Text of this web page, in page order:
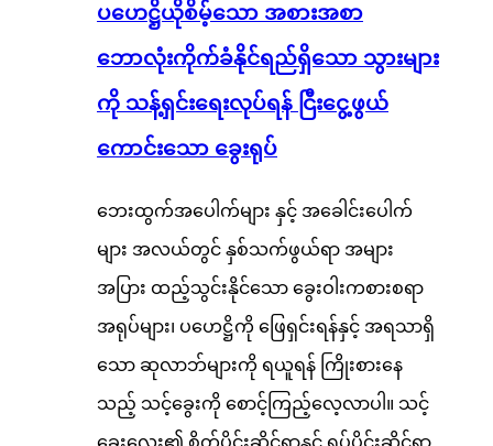
ပဟေဋ္ဌိယိုစိမ့်သော အစားအစာ
ဘောလုံးကိုက်ခံနိုင်ရည်ရှိသော သွားများ
ကို သန့်ရှင်းရေးလုပ်ရန် ငြီးငွေ့ဖွယ်
ကောင်းသော ခွေးရုပ်
ဘေးထွက်အပေါက်များ နှင့် အခေါင်းပေါက်
များ အလယ်တွင် နှစ်သက်ဖွယ်ရာ အများ
အပြား ထည့်သွင်းနိုင်သော ခွေးဝါးကစားစရာ
အရုပ်များ၊ ပဟေဋ္ဌိကို ဖြေရှင်းရန်နှင့် အရသာရှိ
သော ဆုလာဘ်များကို ရယူရန် ကြိုးစားနေ
သည့် သင့်ခွေးကို စောင့်ကြည့်လေ့လာပါ။ သင့်
ခွေးလေး၏ စိတ်ပိုင်းဆိုင်ရာနှင့် ရုပ်ပိုင်းဆိုင်ရာ